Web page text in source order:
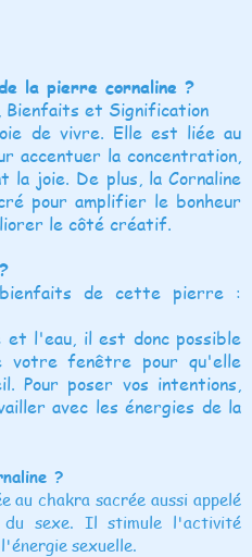
la pierre cornaline ?
Bienfaits et Signification
de vivre. Elle est liée au
accentuer la concentration,
la joie. De plus, la Cornaline
pour amplifier le bonheur
le côté créatif.
de cette pierre :
et l'eau, il est donc possible
votre fenêtre pour qu'elle
Pour poser vos intentions,
avec les énergies de la
?
au chakra sacrée aussi appelé
du sexe. Il stimule l'activité
sexuelle.